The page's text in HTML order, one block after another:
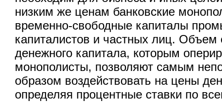
низким же ценам банковские
временно-свободные капиталы
капиталистов и частных лиц. Объем
денежного капитала, которым
монополисты, позволяют самым
образом воздействовать на цены
определяя процентные ставки по